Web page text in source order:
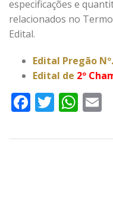
especificações e
relacionados no
Edital.
Edital Pregão
Edital de 2º
Facebook
Twitter